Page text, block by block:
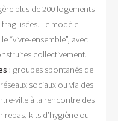
plus de 200 logements
Le modèle
“vivre-ensemble”, avec
collectivement.
: groupes spontanés de
sociaux ou via des
ville à la rencontre des
kits d’hygiène ou